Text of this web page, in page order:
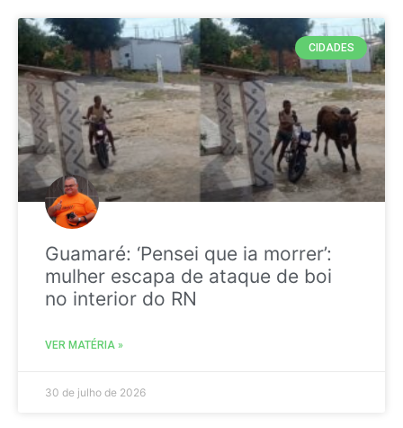
CIDADES
Guamaré: ‘Pensei que ia morrer’:
mulher escapa de ataque de boi
no interior do RN
VER MATÉRIA »
30 de julho de 2026